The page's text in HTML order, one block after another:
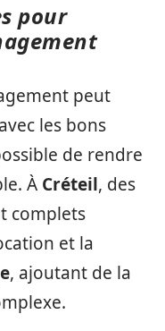
pour
peut
les bons
de rendre
À Créteil, des
complets
et la
, ajoutant de la